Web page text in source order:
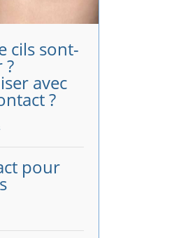
cils sont-
?
avec
?
pour